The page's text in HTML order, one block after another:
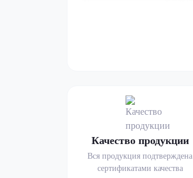
Качество продукции
Вся продукция подтверждена
сертификатами качества